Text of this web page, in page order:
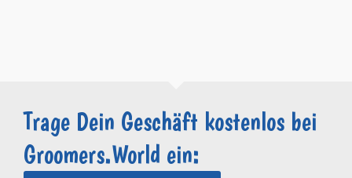
Trage Dein Geschäft kostenlos bei
Groomers.World ein: